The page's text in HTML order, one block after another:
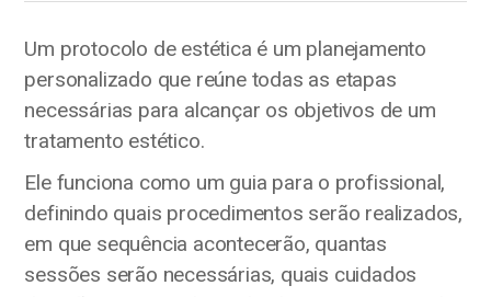
Um protocolo de estética é um planejamento
personalizado que reúne todas as etapas
necessárias para alcançar os objetivos de um
tratamento estético.
Ele funciona como um guia para o profissional,
definindo quais procedimentos serão realizados,
em que sequência acontecerão, quantas
sessões serão necessárias, quais cuidados